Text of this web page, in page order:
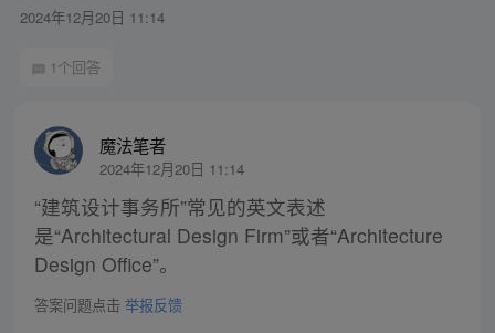
2024年12月20日 11:14
1个回答
魔法笔者
2024年12月20日 11:14
“建筑设计事务所”常见的英文表述
是“Architectural Design Firm”或者“Architecture
Design Office”。
答案问题点击 举报反馈